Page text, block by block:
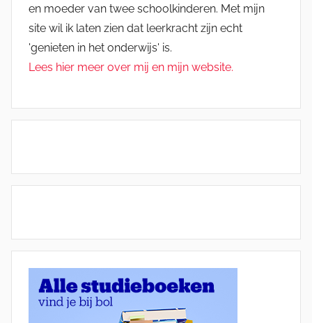
en moeder van twee schoolkinderen. Met mijn
site wil ik laten zien dat leerkracht zijn echt
'genieten in het onderwijs' is.
Lees hier meer over mij en mijn website.